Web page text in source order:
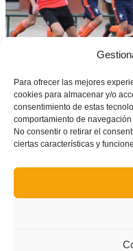
Para ofrecer las mejores
cookies para almacenar y/o
consentimiento de estas
comportamiento de
No consentir o retirar el
ciertas características y
Buenas sensaciones de las
ante San José